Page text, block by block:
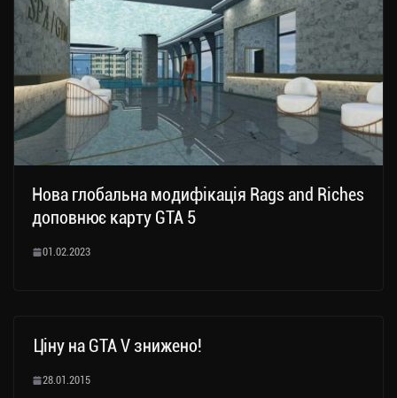
Нова глобальна модифікація Rags and Riches
доповнює карту GTA 5
01.02.2023
Ціну на GTA V знижено!
28.01.2015